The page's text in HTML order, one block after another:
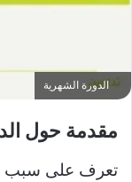
الدورة الشهرية
مقدمة حول
تعرف على سبب